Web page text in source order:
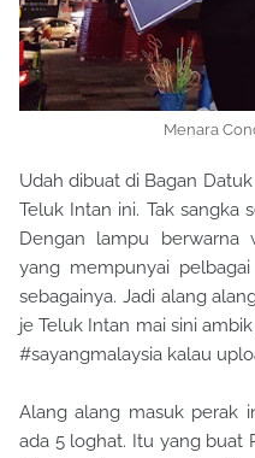
Menara
Udah dibuat di Bagan
Teluk Intan ini. Tak sangka
Dengan lampu berwarna
yang mempunyai
sebagainya. Jadi alang
je Teluk Intan mai sini
#sayangmalaysia kalau
Alang alang masuk perak
ada 5 loghat. Itu yang buat